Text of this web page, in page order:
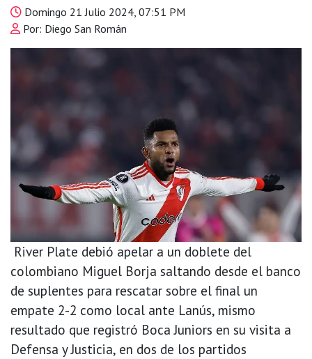
Domingo 21 Julio 2024, 07:51 PM
Por: Diego San Román
River Plate debió apelar a un doblete del
colombiano Miguel Borja saltando desde el banco
de suplentes para rescatar sobre el final un
empate 2-2 como local ante Lanús, mismo
resultado que registró Boca Juniors en su visita a
Defensa y Justicia, en dos de los partidos